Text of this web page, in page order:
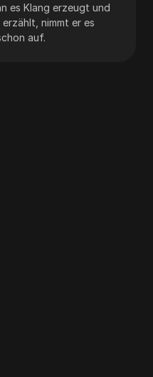
es Klang erzeugt und
nimmt er es
auf.